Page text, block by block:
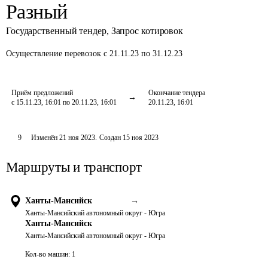
Разный
Государственный тендер, Запрос котировок
Осуществление перевозок с 21.11.23 по 31.12.23
Приём предложений
с 15.11.23, 16:01 по 20.11.23, 16:01
Окончание тендера
20.11.23, 16:01
9 Изменён 21 ноя 2023. Создан 15 ноя 2023
Маршруты и транспорт
Ханты-Мансийск →
Ханты-Мансийский автономный округ - Югра
Ханты-Мансийск
Ханты-Мансийский автономный округ - Югра
Кол-во машин: 1